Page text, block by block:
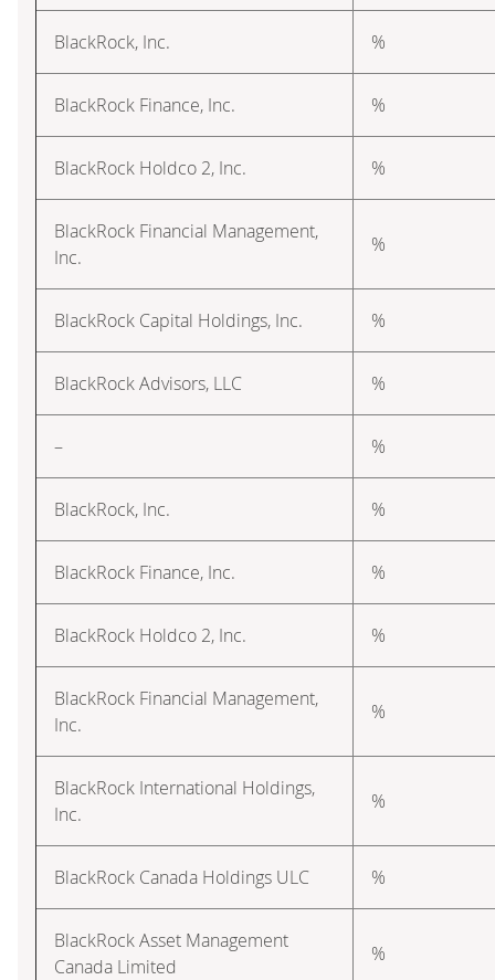
BlackRock, Inc. %
BlackRock Finance, Inc. %
BlackRock Holdco 2, Inc. %
BlackRock Financial Management,
Inc.
%
BlackRock Capital Holdings, Inc. %
BlackRock Advisors, LLC %
– %
BlackRock, Inc. %
BlackRock Finance, Inc. %
BlackRock Holdco 2, Inc. %
BlackRock Financial Management,
Inc.
%
BlackRock International Holdings,
Inc.
%
BlackRock Canada Holdings ULC %
BlackRock Asset Management
Canada Limited
%